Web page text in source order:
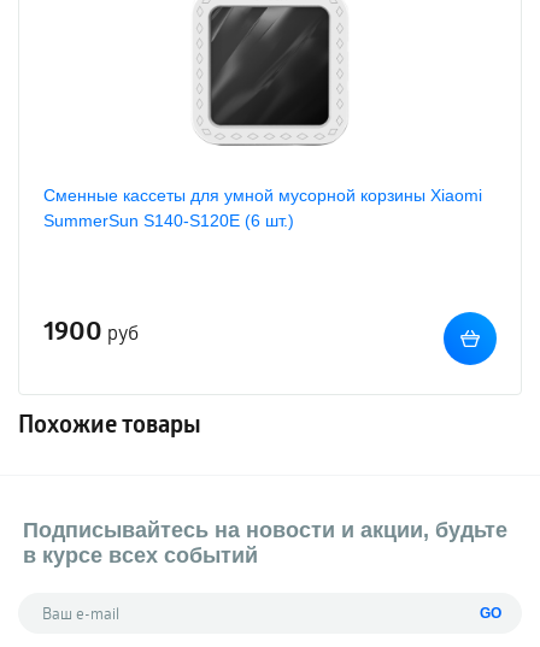
Сменные кассеты для умной мусорной корзины Xiaomi
SummerSun S140-S120E (6 шт.)
1900 руб
Похожие товары
Подписывайтесь на новости и акции, будьте
в курсе всех событий
GO